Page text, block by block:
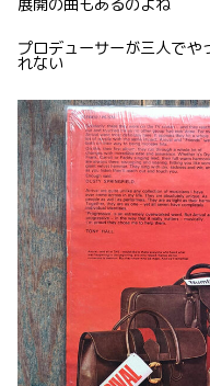
展開の曲もあるのよね
プロデューサーが三人でや
れない